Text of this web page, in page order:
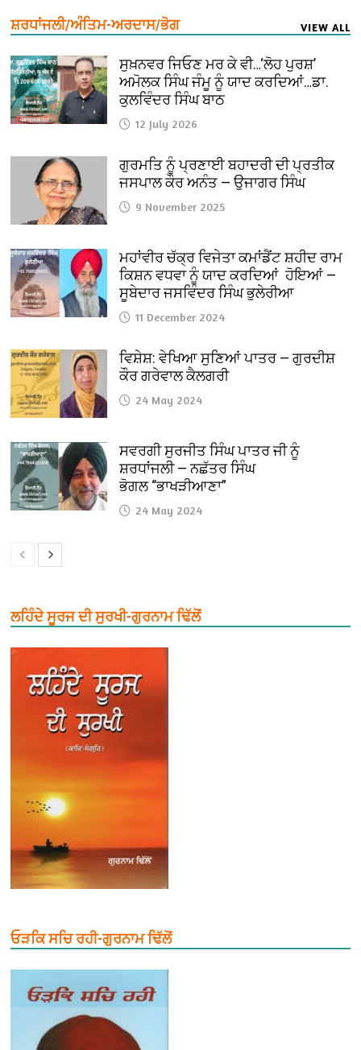
ਸ਼ਰਧਾਂਜਲੀ/ਅੰਤਿਮ-ਅਰਦਾਸ/ਭੋਗ VIEW ALL
ਸੁਖ਼ਨਵਰ ਜਿਓਣ ਮਰ ਕੇ ਵੀ…‘ਲੋਹ ਪੁਰਸ਼’
ਅਮੋਲਕ ਸਿੰਘ ਜੰਮੂ ਨੂੰ ਯਾਦ ਕਰਦਿਆਂ…ਡਾ.
ਕੁਲਵਿੰਦਰ ਸਿੰਘ ਬਾਠ
12 July 2026
ਗੁਰਮਤਿ ਨੂੰ ਪ੍ਰਣਾਈ ਬਹਾਦਰੀ ਦੀ ਪ੍ਰਤੀਕ
ਜਸਪਾਲ ਕੌਰ ਅਨੰਤ — ਉਜਾਗਰ ਸਿੰਘ
9 November 2025
ਮਹਾਂਵੀਰ ਚੱਕ੍ਰ ਵਿਜੇਤਾ ਕਮਾਂਡੈਂਟ ਸ਼ਹੀਦ ਰਾਮ
ਕਿਸ਼ਨ ਵਧਵਾ ਨੂੰ ਯਾਦ ਕਰਦਿਆਂ ਹੋਇਆਂ —
ਸੂਬੇਦਾਰ ਜਸਵਿੰਦਰ ਸਿੰਘ ਭੁਲੇਰੀਆ
11 December 2024
ਵਿਸ਼ੇਸ਼: ਵੇਖਿਆ ਸੁਣਿਆਂ ਪਾਤਰ — ਗੁਰਦੀਸ਼
ਕੌਰ ਗਰੇਵਾਲ ਕੈਲਗਰੀ
24 May 2024
ਸਵਰਗੀ ਸੁਰਜੀਤ ਸਿੰਘ ਪਾਤਰ ਜੀ ਨੂੰ
ਸ਼ਰਧਾਂਜਲੀ — ਨਛੱਤਰ ਸਿੰਘ
ਭੋਗਲ “ਭਾਖੜੀਆਣਾ”
24 May 2024
ਲਹਿੰਦੇ ਸੂਰਜ ਦੀ ਸੁਰਖੀ-ਗੁਰਨਾਮ ਢਿੱਲੋਂ
ਓੜਕਿ ਸਚਿ ਰਹੀ-ਗੁਰਨਾਮ ਢਿੱਲੋਂ